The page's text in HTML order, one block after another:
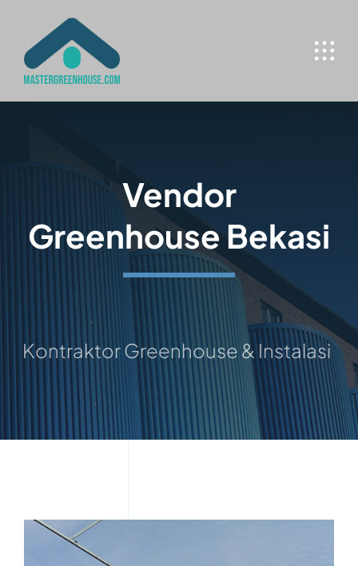
content
Vendor
Greenhouse Bekasi
Greenhouse & Instalasi